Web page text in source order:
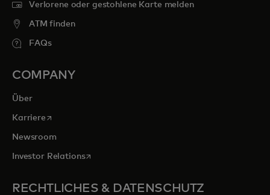
Verlorene oder gestohlene Karte melden
ATM finden
FAQs
COMPANY
Über
Karrierewird in einer neuen Registerkarte geöffnet
Newsroom
Investor Relationswird in einer neuen Registerkarte geöffnet
RECHTLICHES & DATENSCHUTZ